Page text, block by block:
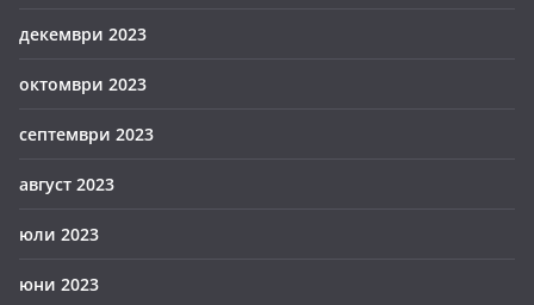
декември 2023
октомври 2023
септември 2023
август 2023
юли 2023
юни 2023